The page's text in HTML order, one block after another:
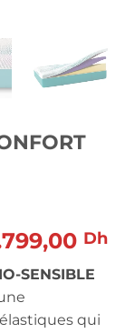
Dh
SENSIBLE
qui